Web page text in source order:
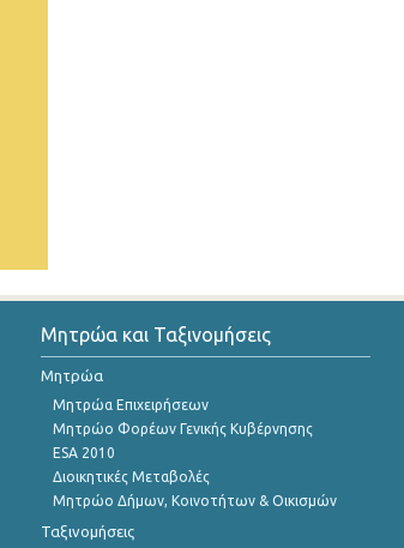
Μητρώα και Ταξινομήσεις
Μητρώα
Μητρώα Επιχειρήσεων
Μητρώο Φορέων Γενικής Κυβέρνησης
ESA 2010
Διοικητικές Μεταβολές
Μητρώο Δήμων, Κοινοτήτων & Οικισμών
Ταξινομήσεις